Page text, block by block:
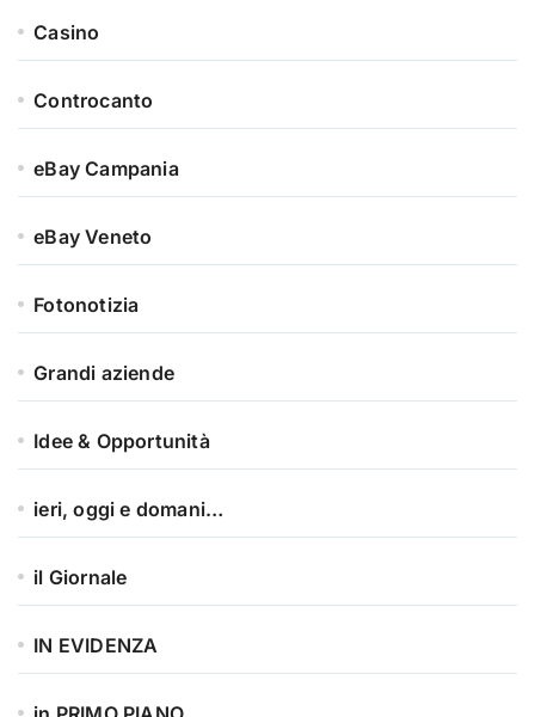
Casino
Controcanto
eBay Campania
eBay Veneto
Fotonotizia
Grandi aziende
Idee & Opportunità
ieri, oggi e domani…
il Giornale
IN EVIDENZA